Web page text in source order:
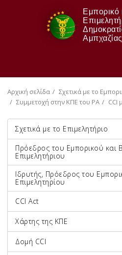
Εμπορικό
Αμπχαζίας
Αρχική σελίδα
Σχετικά με το
Συμμετοχή στην ΚΠΕ του ΡΑ
CCI
Σχετικά με το Επιμελητήριο
Πρόεδρος του Εμπορικού και
Επιμελητήριου
Ιδρυτής, Πρόεδρος του
Επιμελητηρίου
CCI Act
Χάρτης της ΚΠΕ
Δομή CCI